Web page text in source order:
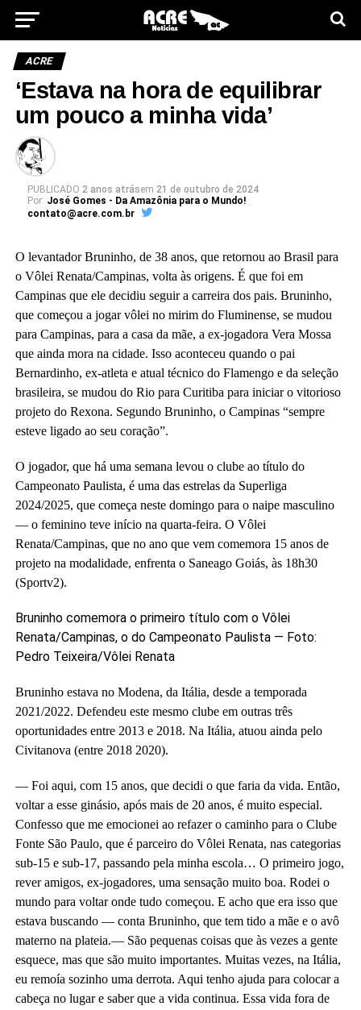
ACRE
‘Estava na hora de equilibrar
um pouco a minha vida’
PUBLICADO 2 anos atrásem 21 de outubro de 2024
Por: José Gomes - Da Amazônia para o Mundo!
contato@acre.com.br
O levantador Bruninho, de 38 anos, que retornou ao Brasil para
o Vôlei Renata/Campinas, volta às origens. É que foi em
Campinas que ele decidiu seguir a carreira dos pais. Bruninho,
que começou a jogar vôlei no mirim do Fluminense, se mudou
para Campinas, para a casa da mãe, a ex-jogadora Vera Mossa
que ainda mora na cidade. Isso aconteceu quando o pai
Bernardinho, ex-atleta e atual técnico do Flamengo e da seleção
brasileira, se mudou do Rio para Curitiba para iniciar o vitorioso
projeto do Rexona. Segundo Bruninho, o Campinas “sempre
esteve ligado ao seu coração”.
O jogador, que há uma semana levou o clube ao título do
Campeonato Paulista, é uma das estrelas da Superliga
2024/2025, que começa neste domingo para o naipe masculino
— o feminino teve início na quarta-feira. O Vôlei
Renata/Campinas, que no ano que vem comemora 15 anos de
projeto na modalidade, enfrenta o Saneago Goiás, às 18h30
(Sportv2).
Bruninho comemora o primeiro título com o Vôlei
Renata/Campinas, o do Campeonato Paulista — Foto:
Pedro Teixeira/Vôlei Renata
Bruninho estava no Modena, da Itália, desde a temporada
2021/2022. Defendeu este mesmo clube em outras três
oportunidades entre 2013 e 2018. Na Itália, atuou ainda pelo
Civitanova (entre 2018 2020).
— Foi aqui, com 15 anos, que decidi o que faria da vida. Então,
voltar a esse ginásio, após mais de 20 anos, é muito especial.
Confesso que me emocionei ao refazer o caminho para o Clube
Fonte São Paulo, que é parceiro do Vôlei Renata, nas categorias
sub-15 e sub-17, passando pela minha escola… O primeiro jogo,
rever amigos, ex-jogadores, uma sensação muito boa. Rodei o
mundo para voltar onde tudo começou. E acho que era isso que
estava buscando — conta Bruninho, que tem tido a mãe e o avô
materno na plateia.— São pequenas coisas que às vezes a gente
esquece, mas que são muito importantes. Muitas vezes, na Itália,
eu remoía sozinho uma derrota. Aqui tenho ajuda para colocar a
cabeça no lugar e saber que a vida continua. Essa vida fora de